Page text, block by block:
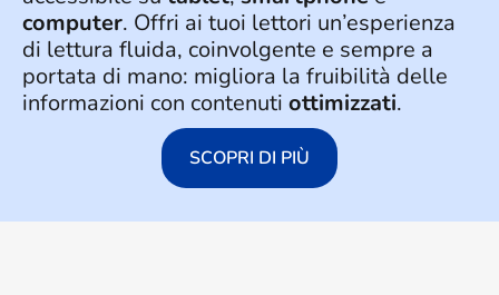
computer. Offri ai tuoi lettori un’esperienza
di lettura fluida, coinvolgente e sempre a
portata di mano: migliora la fruibilità delle
informazioni con contenuti ottimizzati.
SCOPRI DI PIÙ